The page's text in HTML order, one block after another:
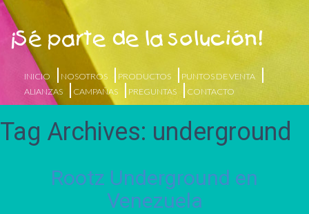
¡Sé parte de la solución!
INICIO NOSOTROS PRODUCTOS
PUNTOS DE VENTA
ALIANZAS
CAMPAÑAS PREGUNTAS CONTACTO
Tag Archives: underground
Rootz Underground en
Venezuela